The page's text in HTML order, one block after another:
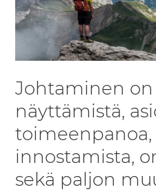
Johtaminen on
näyttämistä,
innostamista,
sekä paljon